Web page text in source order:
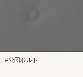
#公団ボルト